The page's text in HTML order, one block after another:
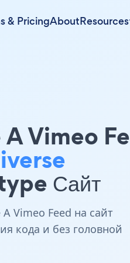
& PricingAboutResources
A Vimeo
Сайт
Vimeo Feed на сайт
кода и без головной